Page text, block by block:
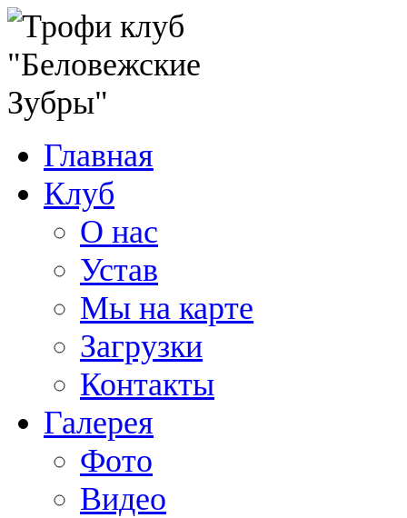
Главная
Клуб
О нас
Устав
Мы на карте
Загрузки
Контакты
Галерея
Фото
Видео